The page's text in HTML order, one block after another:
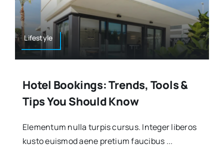
Lifestyle
Hotel Bookings: Trends, Tools &
Tips You Should Know
Elementum nulla turpis cursus. Integer liberos
kusto euismod aene pretium faucibus ...